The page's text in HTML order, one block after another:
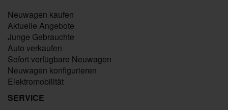
Neuwagen kaufen
Aktuelle Angebote
Junge Gebrauchte
Auto verkaufen
Sofort verfügbare Neuwagen
Neuwagen konfigurieren
Elektromobilität
SERVICE